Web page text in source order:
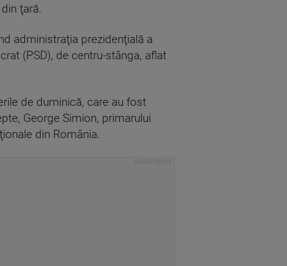
ţară.
administraţia prezidenţială a
(PSD), de centru-stânga, aflat
de duminică, care au fost
George Simion, primarului
din România.